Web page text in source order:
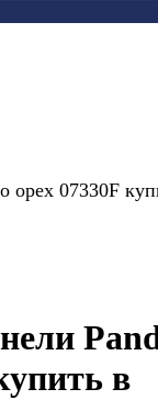
орех 07330F
в